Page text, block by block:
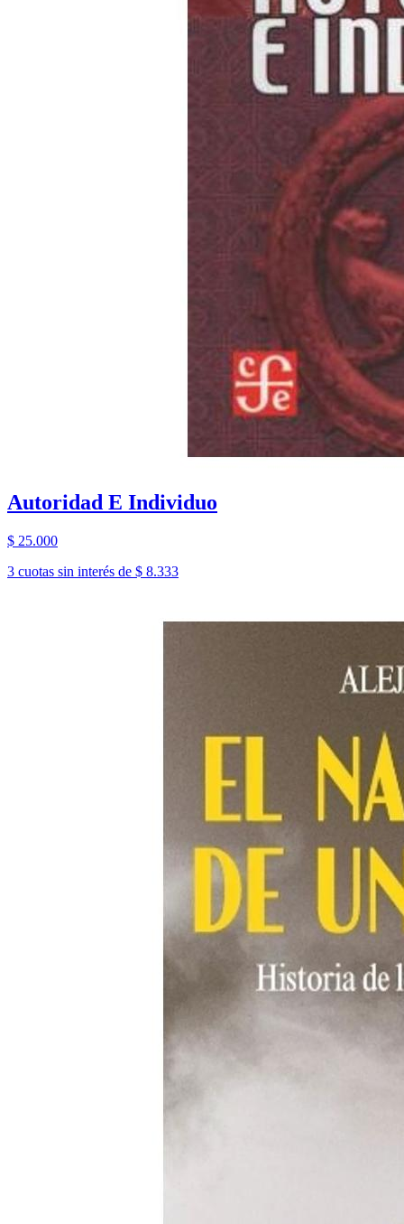
Autoridad E Individuo
$ 25.000
3 cuotas sin interés de $ 8.333